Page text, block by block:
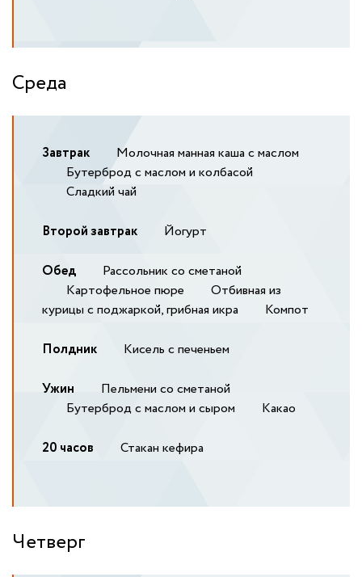
Среда
Завтрак
Молочная манная каша с маслом
Бутерброд с маслом и колбасой
Сладкий чай
Второй завтрак Йогурт
Обед
Рассольник со сметаной
Картофельное пюре
Отбивная из
курицы с поджаркой, грибная икра
Компот
Полдник Кисель с печеньем
Ужин
Пельмени со сметаной
Бутерброд с маслом и сыром
Какао
20 часов Стакан кефира
Четверг